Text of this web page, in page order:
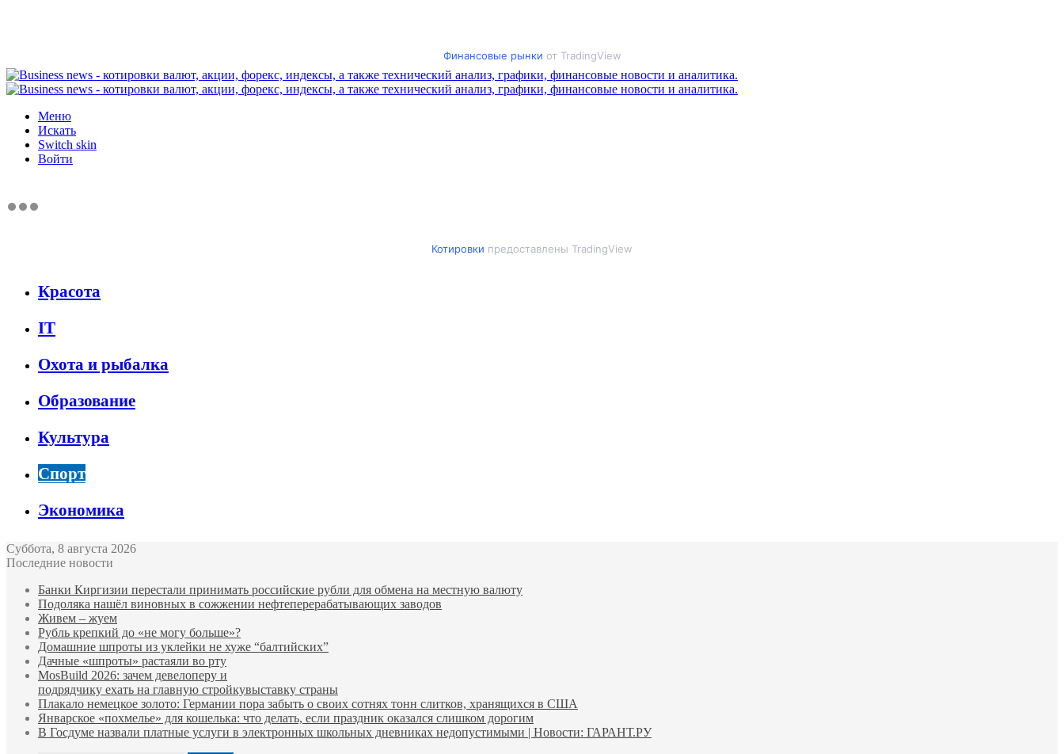
Финансовые рынки от TradingView
Меню
Искать
Switch skin
Войти
Котировки предоставлены TradingView
Красота
IT
Охота и рыбалка
Образование
Культура
Спорт
Экономика
Суббота, 8 августа 2026
Последние новости
Банки Киргизии перестали принимать российские рубли для обмена на местную валюту
Подоляка нашёл виновных в сожжении нефтеперерабатывающих заводов
Живем – жуем
Рубль крепкий до «не могу больше»?
Домашние шпроты из уклейки не хуже “балтийских”
Дачные «шпроты» растаяли во рту
MosBuild 2026: зачем девелоперу и
подрядчиĸу ехать на главную стройĸувыставĸу страны
Плакало немецкое золото: Германии пора забыть о своих сотнях тонн слитков, хранящихся в США
Январское «похмелье» для кошелька: что делать, если праздник оказался слишком дорогим
В Госдуме назвали платные услуги в электронных школьных дневниках недопустимыми | Новости: ГАРАНТ.РУ